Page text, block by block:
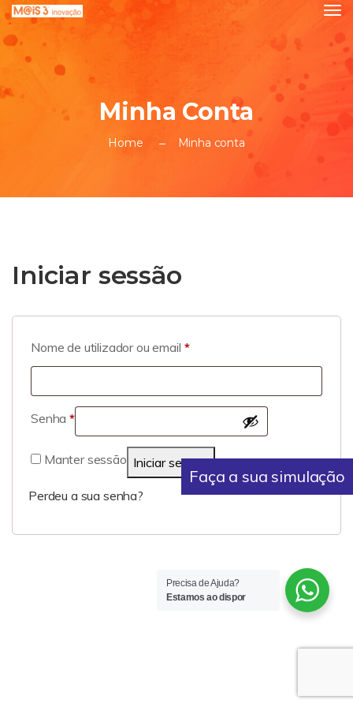
Faça a sua simulação
Minha Conta
Home Minha conta
Iniciar sessão
Nome de utilizador ou email *
Senha*
Manter sessão Iniciar sessão
Perdeu a sua senha?
Precisa de Ajuda?
Estamos ao dispor